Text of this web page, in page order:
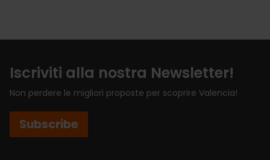
Iscriviti alla nostra Newsletter!
Non perdere le migliori proposte per scoprire Valencia!
Subscribe